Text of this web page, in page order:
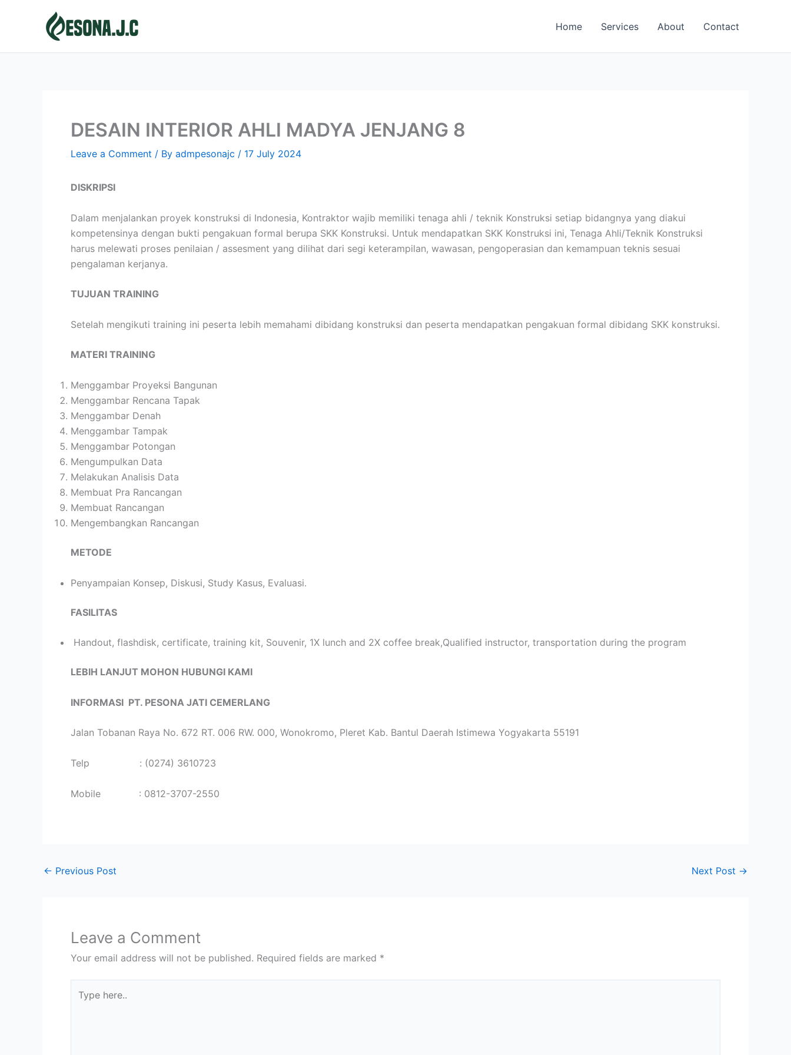
Home Services About Contact
DESAIN INTERIOR AHLI MADYA JENJANG 8
Leave a Comment / By admpesonajc / 17 July 2024
DISKRIPSI
Dalam menjalankan proyek konstruksi di Indonesia, Kontraktor wajib memiliki tenaga ahli / teknik Konstruksi setiap bidangnya yang diakui
kompetensinya dengan bukti pengakuan formal berupa SKK Konstruksi. Untuk mendapatkan SKK Konstruksi ini, Tenaga Ahli/Teknik Konstruksi
harus melewati proses penilaian / assesment yang dilihat dari segi keterampilan, wawasan, pengoperasian dan kemampuan teknis sesuai
pengalaman kerjanya.
TUJUAN TRAINING
Setelah mengikuti training ini peserta lebih memahami dibidang konstruksi dan peserta mendapatkan pengakuan formal dibidang SKK konstruksi.
MATERI TRAINING
Menggambar Proyeksi Bangunan
Menggambar Rencana Tapak
Menggambar Denah
Menggambar Tampak
Menggambar Potongan
Mengumpulkan Data
Melakukan Analisis Data
Membuat Pra Rancangan
Membuat Rancangan
Mengembangkan Rancangan
METODE
Penyampaian Konsep, Diskusi, Study Kasus, Evaluasi.
FASILITAS
Handout, flashdisk, certificate, training kit, Souvenir, 1X lunch and 2X coffee break,Qualified instructor, transportation during the program
LEBIH LANJUT MOHON HUBUNGI KAMI
INFORMASI PT. PESONA JATI CEMERLANG
Jalan Tobanan Raya No. 672 RT. 006 RW. 000, Wonokromo, Pleret Kab. Bantul Daerah Istimewa Yogyakarta 55191
Telp : (0274) 3610723
Mobile : 0812-3707-2550
← Previous Post Next Post →
Leave a Comment
Your email address will not be published. Required fields are marked *
here..